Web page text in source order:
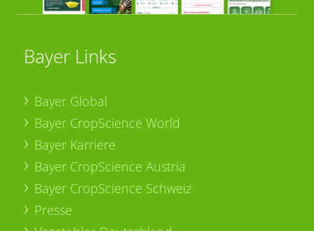
Bayer Links
Bayer Global
Bayer CropScience World
Bayer Karriere
Bayer CropScience Austria
Bayer CropScience Schweiz
Presse